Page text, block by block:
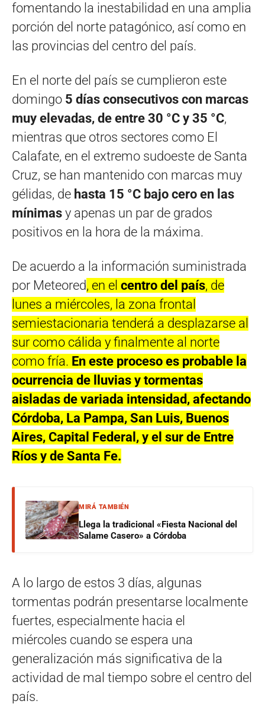
fomentando la inestabilidad en una amplia
porción del norte patagónico, así como en
las provincias del centro del país.
En el norte del país se cumplieron este
domingo 5 días consecutivos con marcas
muy elevadas, de entre 30 °C y 35 °C,
mientras que otros sectores como El
Calafate, en el extremo sudoeste de Santa
Cruz, se han mantenido con marcas muy
gélidas, de hasta 15 °C bajo cero en las
mínimas y apenas un par de grados
positivos en la hora de la máxima.
De acuerdo a la información suministrada
por Meteored, en el centro del país, de
lunes a miércoles, la zona frontal
semiestacionaria tenderá a desplazarse al
sur como cálida y finalmente al norte
como fría. En este proceso es probable la
ocurrencia de lluvias y tormentas
aisladas de variada intensidad, afectando
Córdoba, La Pampa, San Luis, Buenos
Aires, Capital Federal, y el sur de Entre
Ríos y de Santa Fe.
MIRÁ TAMBIÉN
Llega la tradicional «Fiesta Nacional del
Salame Casero» a Córdoba
A lo largo de estos 3 días, algunas
tormentas podrán presentarse localmente
fuertes, especialmente hacia el
miércoles cuando se espera una
generalización más significativa de la
actividad de mal tiempo sobre el centro del
país.